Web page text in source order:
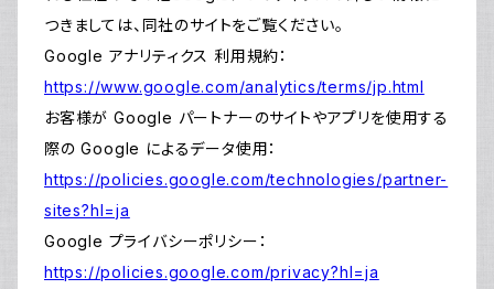
つきましては、同社のサイトをご覧ください。
Google アナリティクス 利用規約：
https://www.google.com/analytics/terms/jp.html
お客様が Google パートナーのサイトやアプリを使用する
際の Google によるデータ使用：
https://policies.google.com/technologies/partner-
sites?hl=ja
Google プライバシーポリシー：
https://policies.google.com/privacy?hl=ja